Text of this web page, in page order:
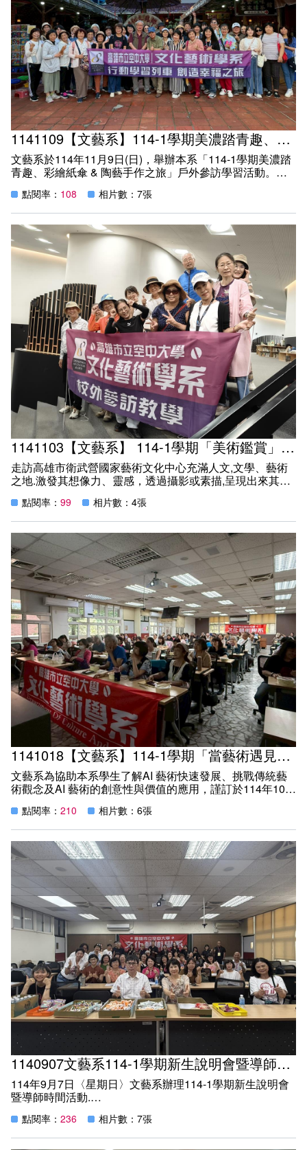
1141109【文藝系】114-1學期美濃踏青趣、彩繪紙傘 & 陶藝手作之旅
文藝系於114年11月9日(日)，舉辦本系「114-1學期美濃踏
青趣、彩繪紙傘 & 陶藝手作之旅」戶外參訪學習活動。此
「陶藝捏塑」，體驗手作藝術的樂趣與溫度，結合自然、文
化與創作的旅程，讓學生能更深入體認文化藝術之美，提升
自身對文化藝術的認知，達到學習之目的。
點閱率： 108 相片數：7張
1141103【文藝系】 114-1學期「美術鑑賞」課程校外教學公告
走訪高雄市衛武營國家藝術文化中心充滿人文,文學、藝術
之地.激發其想像力、靈感，透過攝影或素描,呈現出來其創
解讀與表現，讓學生了解美術創作的多元內涵。
點閱率： 99 相片數：4張
1141018【文藝系】114-1學期「當藝術遇見人工智慧：跨界的無限可能」演講活動
文藝系為協助本系學生了解AI 藝術快速發展、挑戰傳統藝
術觀念及AI 藝術的創意性與價值的應用，謹訂於114年10月
段，假教學大樓一樓C106教室辦理講座活動。本次活動
時間：12：00-13：00，演講者：正修科技大學資訊工程系
王士銘副教授演講主題：「當藝術遇見人工智慧：跨界的無
限可能」演講。
點閱率： 210 相片數：6張
1140907文藝系114-1學期新生說明會暨導師時間活動
114年9月7日〈星期日〉文藝系辦理114-1學期新生說明會
暨導師時間活動.
文藝系.
點閱率： 236 相片數：7張